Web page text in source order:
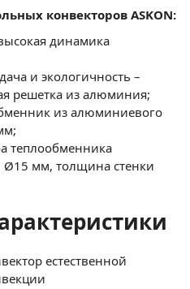
конвекторовASKON:
динамика
и экологичность –
решетка из алюминия;
из алюминиевого
теплообменника
Ø15 мм, толщина стенки
естественной